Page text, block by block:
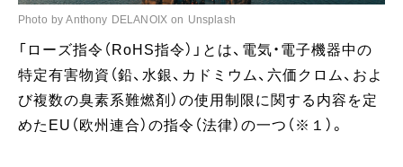
Photo by Anthony DELANOIX on Unsplash
「ローズ指令（RoHS指令）」とは、電気・電子機器中の
特定有害物資（鉛、水銀、カドミウム、六価クロム、およ
び複数の臭素系難燃剤）の使用制限に関する内容を定
めたEU（欧州連合）の指令（法律）の一つ（※１）。